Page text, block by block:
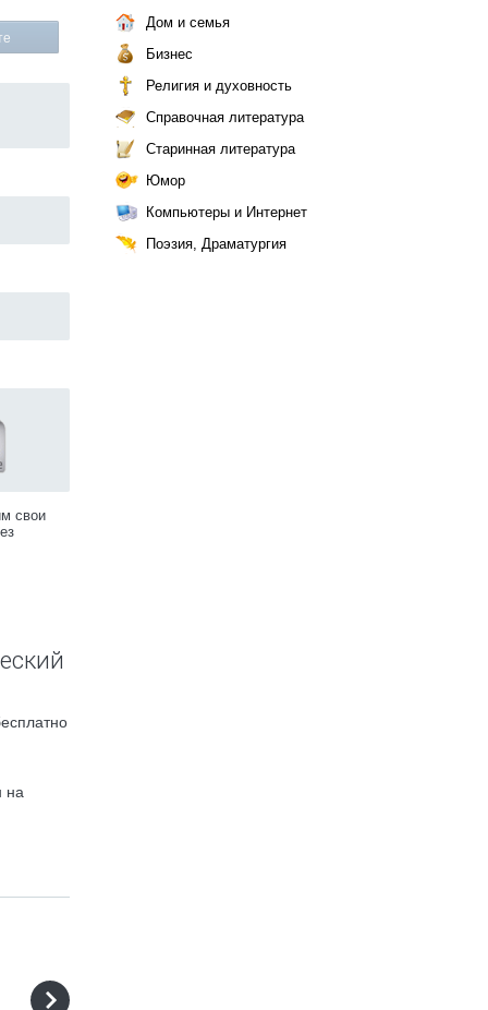
свои
на
Дом и семья
Бизнес
Религия и духовность
Справочная литература
Старинная литература
Юмор
Компьютеры и Интернет
Поэзия, Драматургия